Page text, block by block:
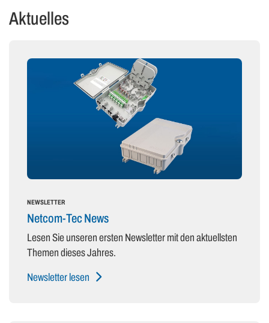
Aktuelles
NEWSLETTER
Netcom-Tec News
Lesen Sie unseren ersten Newsletter mit den aktuellsten
Themen dieses Jahres.
Newsletter lesen